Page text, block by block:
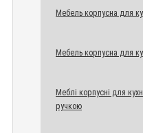
Мебель корпусна для
Мебель корпусна для
Меблі корпусні для
ручкою